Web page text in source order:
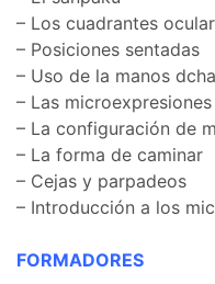
– Los cuadrantes
– Posiciones sentadas
– Uso de la manos
– Las microexpresiones
– La configuración de
– La forma de caminar
– Cejas y parpadeos
– Introducción a los
FORMADORES